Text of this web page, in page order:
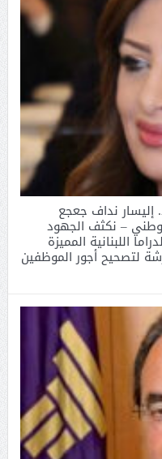
إليسار نداف جعجع
وطني – نكثف الجهود
كأس العالم 2026 – الدراما اللبنانية المميزة
لتصحيح أجور الموظفين